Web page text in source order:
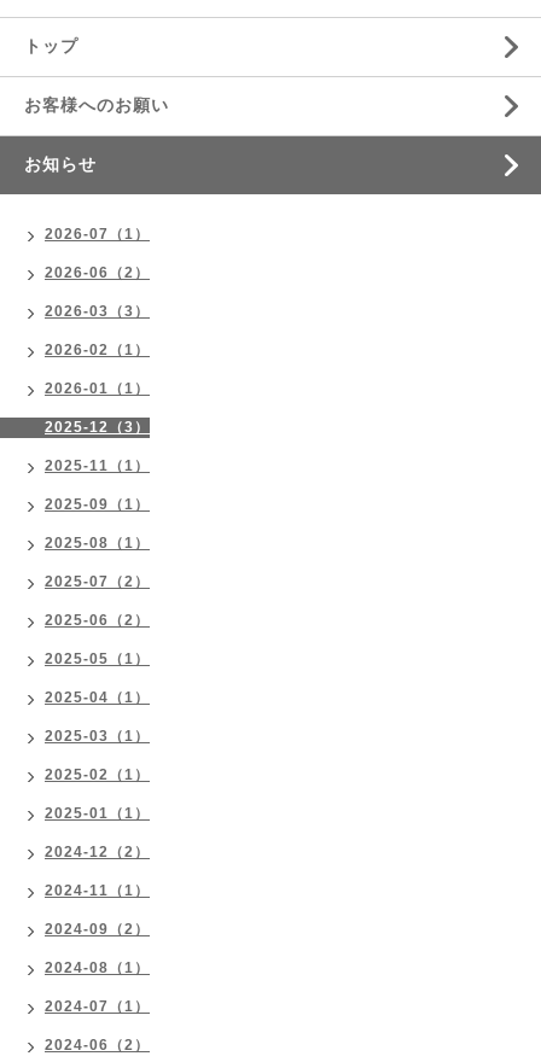
トップ
お客様へのお願い
お知らせ
2026-07（1）
2026-06（2）
2026-03（3）
2026-02（1）
2026-01（1）
2025-12（3）
2025-11（1）
2025-09（1）
2025-08（1）
2025-07（2）
2025-06（2）
2025-05（1）
2025-04（1）
2025-03（1）
2025-02（1）
2025-01（1）
2024-12（2）
2024-11（1）
2024-09（2）
2024-08（1）
2024-07（1）
2024-06（2）